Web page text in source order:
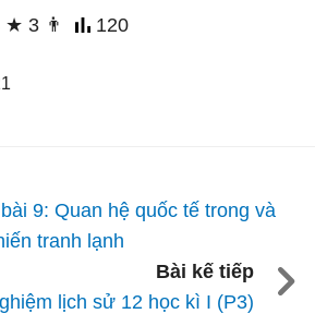
★ 3 👨 120
9: Quan hệ quốc tế trong và
tranh lạnh
Bài kế tiếp
lịch sử 12 học kì I (P3)